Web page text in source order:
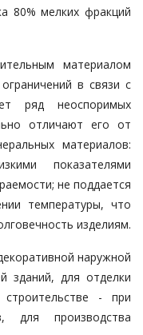
80% мелких фракций
материалом
в связи с
ряд неоспоримых
отличают его от
материалов:
показателями
не поддается
температуры, что
изделиям.
наружной
зданий, для отделки
- при
для производства